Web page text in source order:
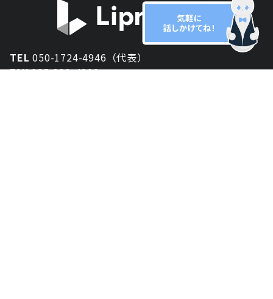
TEL050-1724-4946（代表）
FAX025-333-4900